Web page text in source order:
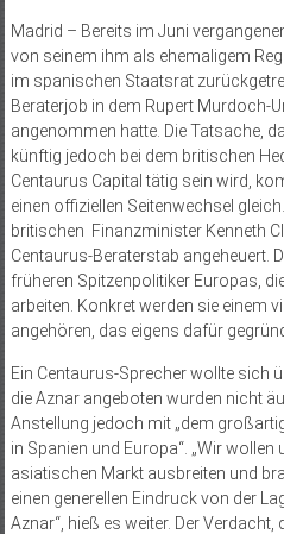
Madrid – Bereits im Juni
von seinem ihm als ehemaligem
im spanischen Staatsrat
Beraterjob in dem Rupert Murdoch-
angenommen hatte. Die Tatsache,
künftig jedoch bei dem britischen
Centaurus Capital tätig sein wird,
einen offiziellen Seitenwechsel
britischen Finanzminister Kenneth
Centaurus-Beraterstab angeheuert.
früheren Spitzenpolitiker Europas,
arbeiten. Konkret werden sie einem
angehören, das eigens dafür
Ein Centaurus-Sprecher wollte sich
die Aznar angeboten wurden nicht
Anstellung jedoch mit „dem
in Spanien und Europa“. „Wir
asiatischen Markt ausbreiten und
einen generellen Eindruck von der
Aznar“, hieß es weiter. Der